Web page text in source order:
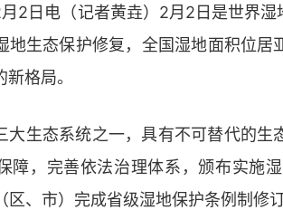
2日电（记者黄垚）2月2日是世界
地生态保护修复，全国湿地面积位
格局。
大生态系统之一，具有不可替代的
障，完善依法治理体系，颁布实施
区、市）完成省级湿地保护条例制修